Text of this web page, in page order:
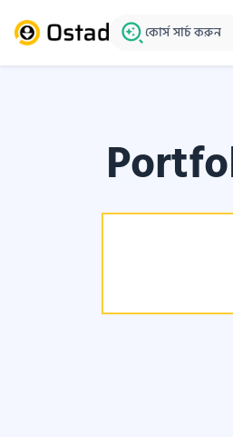
কোর্স সার্চ করুন